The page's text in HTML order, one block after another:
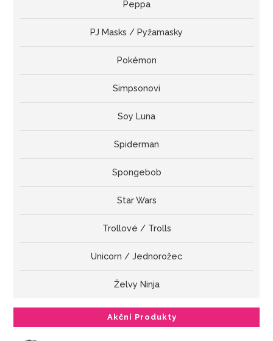
Peppa
PJ Masks / Pyžamasky
Pokémon
Simpsonovi
Soy Luna
Spiderman
Spongebob
Star Wars
Trollové / Trolls
Unicorn / Jednorožec
Želvy Ninja
Akční Produkty